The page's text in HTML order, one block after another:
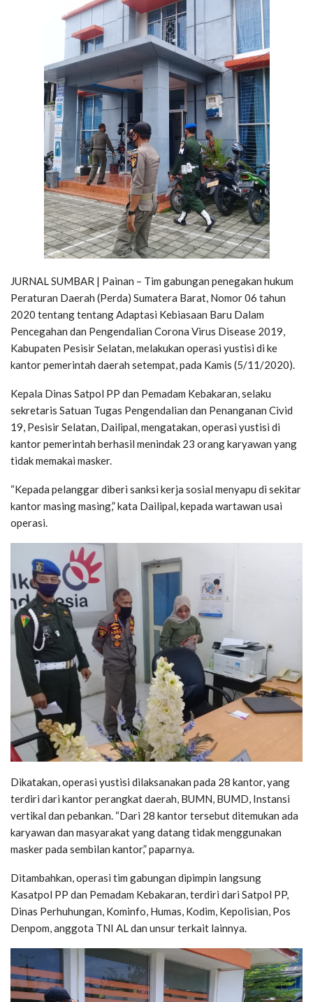
JURNAL SUMBAR | Painan – Tim gabungan penegakan hukum
Peraturan Daerah (Perda) Sumatera Barat, Nomor 06 tahun
2020 tentang tentang Adaptasi Kebiasaan Baru Dalam
Pencegahan dan Pengendalian Corona Virus Disease 2019,
Kabupaten Pesisir Selatan, melakukan operasi yustisi di ke
kantor pemerintah daerah setempat, pada Kamis (5/11/2020).
Kepala Dinas Satpol PP dan Pemadam Kebakaran, selaku
sekretaris Satuan Tugas Pengendalian dan Penanganan Civid
19, Pesisir Selatan, Dailipal, mengatakan, operasi yustisi di
kantor pemerintah berhasil menindak 23 orang karyawan yang
tidak memakai masker.
“Kepada pelanggar diberi sanksi kerja sosial menyapu di sekitar
kantor masing masing,” kata Dailipal, kepada wartawan usai
operasi.
Dikatakan, operasi yustisi dilaksanakan pada 28 kantor, yang
terdiri dari kantor perangkat daerah, BUMN, BUMD, Instansi
vertikal dan pebankan. “Dari 28 kantor tersebut ditemukan ada
karyawan dan masyarakat yang datang tidak menggunakan
masker pada sembilan kantor,” paparnya.
Ditambahkan, operasi tim gabungan dipimpin langsung
Kasatpol PP dan Pemadam Kebakaran, terdiri dari Satpol PP,
Dinas Perhuhungan, Kominfo, Humas, Kodim, Kepolisian, Pos
Denpom, anggota TNI AL dan unsur terkait lainnya.